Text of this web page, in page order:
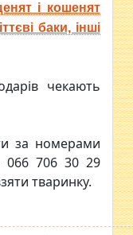
і кошенят
баки, інші
чекають
за номерами
066 706 30 29
тваринку.